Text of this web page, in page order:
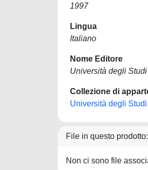
1997
Lingua
Italiano
Nome Editore
Università degli
Collezione di
Università degli Studi
File in questo prodotto:
Non ci sono file